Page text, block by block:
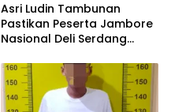
Asri Ludin Tambunan
Pastikan Peserta Jambore
Nasional Deli Serdang
Biaya